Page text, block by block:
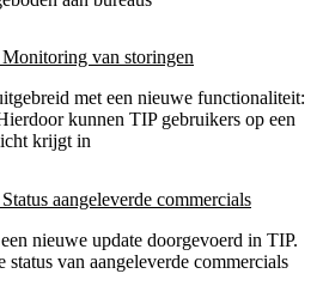
van storingen
met een nieuwe functionaliteit:
kunnen TIP gebruikers op een
krijgt in
aangeleverde commercials
nieuwe update doorgevoerd in TIP.
status van aangeleverde commercials